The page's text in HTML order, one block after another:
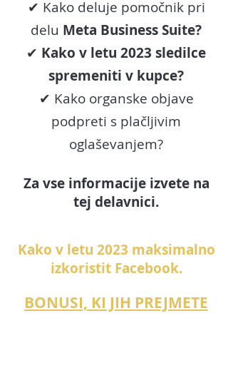
✔ Kako deluje pomočnik pri
delu Meta Business Suite?
✔ Kako v letu 2023 sledilce
spremeniti v kupce?
✔ Kako organske objave
podpreti s plačljivim
oglaševanjem?
Za vse informacije izvete na
tej delavnici.
Kako v letu 2023 maksimalno
izkoristit Facebook.
BONUSI, KI JIH PREJMETE